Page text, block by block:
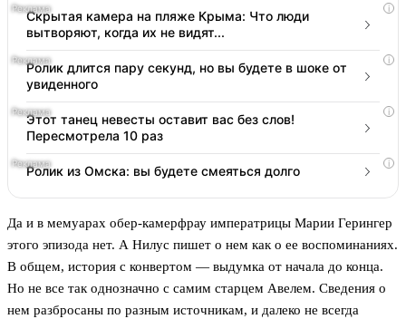
i
Скрытая камера на пляже Крыма: Что люди
вытворяют, когда их не видят...
i
Ролик длится пару секунд, но вы будете в шоке от
увиденного
i
Этот танец невесты оставит вас без слов!
Пересмотрела 10 раз
i
Ролик из Омска: вы будете смеяться долго
Да и в мемуарах обер-камерфрау императрицы Марии Герингер
этого эпизода нет. А Нилус пишет о нем как о ее воспоминаниях.
В общем, история с конвертом — выдумка от начала до конца.
Но не все так однозначно с самим старцем Авелем. Сведения о
нем разбросаны по разным источникам, и далеко не всегда